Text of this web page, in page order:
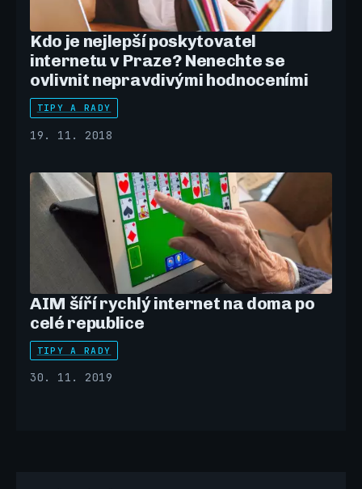
Kdo je nejlepší poskytovatel
internetu v Praze? Nenechte se
ovlivnit nepravdivými hodnoceními
TIPY A RADY
19. 11. 2018
AIM šíří rychlý internet na doma po
celé republice
TIPY A RADY
30. 11. 2019